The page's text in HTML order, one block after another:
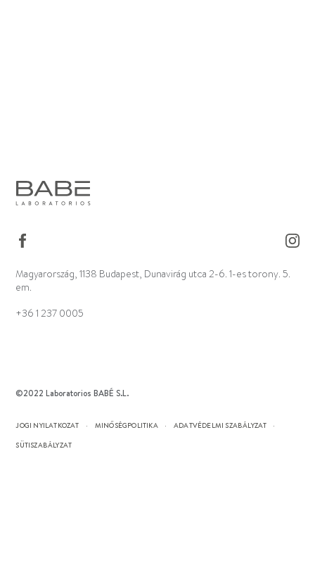
Magyarország, 1138 Budapest, Dunavirág utca 2-6. 1-es torony. 5.
em.
+36 1 237 0005
©2022 Laboratorios BABÉ S.L.
JOGI NYILATKOZAT MINŐSÉGPOLITIKA
ADATVÉDELMI SZABÁLYZAT
SÜTISZABÁLYZAT